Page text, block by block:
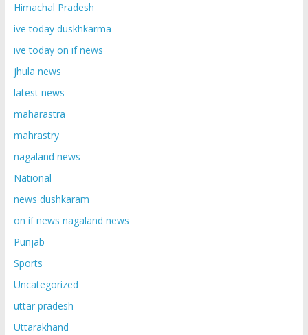
Himachal Pradesh
ive today duskhkarma
ive today on if news
jhula news
latest news
maharastra
mahrastry
nagaland news
National
news dushkaram
on if news nagaland news
Punjab
Sports
Uncategorized
uttar pradesh
Uttarakhand